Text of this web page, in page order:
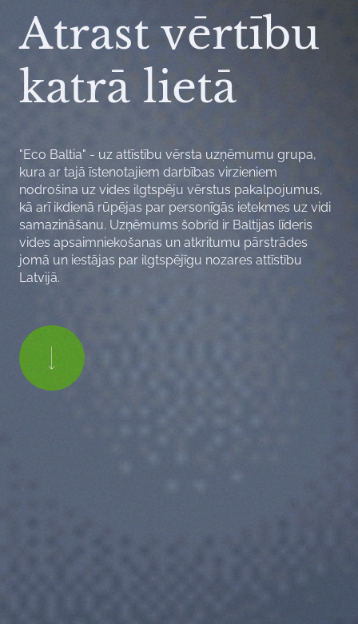
Atrast vērtību
katrā lietā
"Eco Baltia" - uz attīstību vērsta uzņēmumu grupa,
kura ar tajā īstenotajiem darbības virzieniem
nodrošina uz vides ilgtspēju vērstus pakalpojumus,
kā arī ikdienā rūpējas par personīgās ietekmes uz vidi
samazināšanu. Uzņēmums šobrīd ir Baltijas līderis
vides apsaimniekošanas un atkritumu pārstrādes
jomā un iestājas par ilgtspējīgu nozares attīstību
Latvijā.